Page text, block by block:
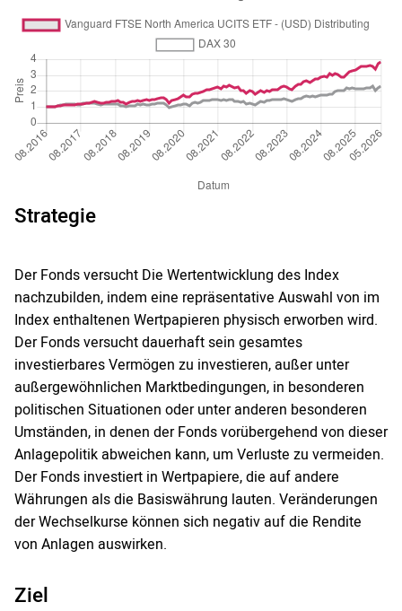
Strategie
Der Fonds versucht Die Wertentwicklung des Index
nachzubilden, indem eine repräsentative Auswahl von im
Index enthaltenen Wertpapieren physisch erworben wird.
Der Fonds versucht dauerhaft sein gesamtes
investierbares Vermögen zu investieren, außer unter
außergewöhnlichen Marktbedingungen, in besonderen
politischen Situationen oder unter anderen besonderen
Umständen, in denen der Fonds vorübergehend von dieser
Anlagepolitik abweichen kann, um Verluste zu vermeiden.
Der Fonds investiert in Wertpapiere, die auf andere
Währungen als die Basiswährung lauten. Veränderungen
der Wechselkurse können sich negativ auf die Rendite
von Anlagen auswirken.
Ziel